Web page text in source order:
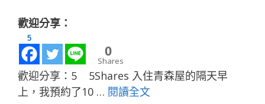
歡迎分享：
5
0
Shares
歡迎分享：5 5Shares 入住青森屋的隔天早
上，我預約了10 … 閱讀全文